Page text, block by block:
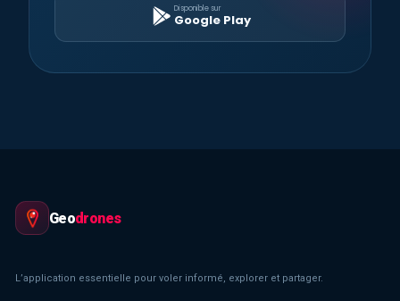
Disponible sur
Google Play
Geodrones
L’application essentielle pour voler informé, explorer et partager.